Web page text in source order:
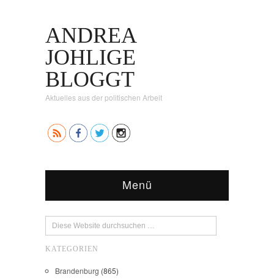
ANDREA
JOHLIGE
BLOGGT
Aktuelles aus der politischen Arbeit
Menü
KATEGORIEN
Brandenburg (865)